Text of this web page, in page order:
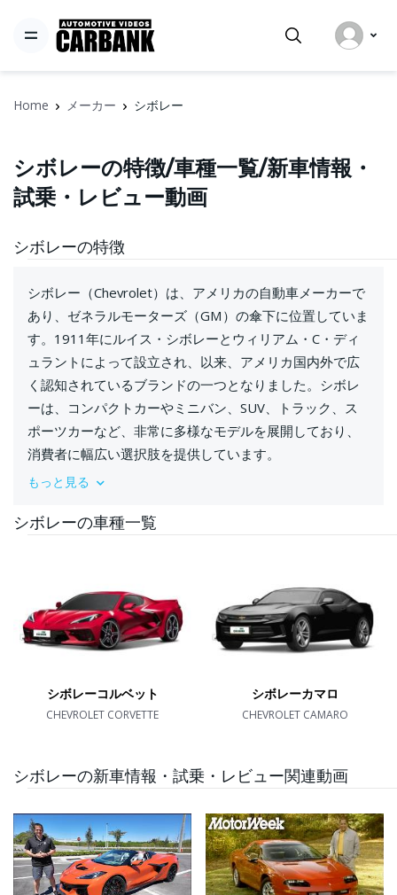
Home メーカー シボレー
シボレーの特徴/車種一覧/新車情報・
試乗・レビュー動画
シボレーの特徴
シボレー（Chevrolet）は、アメリカの自動車メーカーで
あり、ゼネラルモーターズ（GM）の傘下に位置していま
す。1911年にルイス・シボレーとウィリアム・C・ディ
ュラントによって設立され、以来、アメリカ国内外で広
く認知されているブランドの一つとなりました。シボレ
ーは、コンパクトカーやミニバン、SUV、トラック、ス
ポーツカーなど、非常に多様なモデルを展開しており、
消費者に幅広い選択肢を提供しています。
もっと見る
シボレーの車種一覧
シボレーコルベット
CHEVROLET CORVETTE
シボレーカマロ
CHEVROLET CAMARO
シボレーの新車情報・試乗・レビュー関連動画